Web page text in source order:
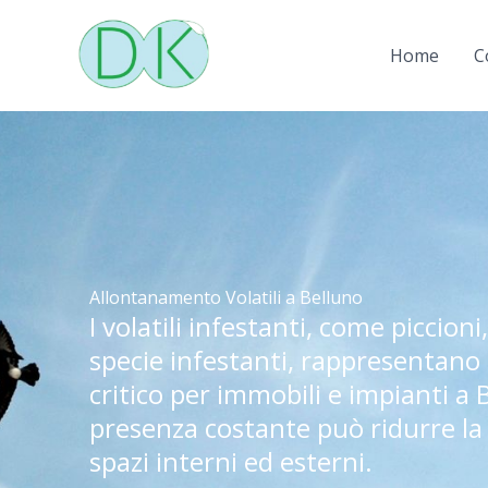
contenuto
Home
Allontanamento Volatili a Belluno
I volatili infestanti, come
specie infestanti,
critico per immobili e impianti a
presenza costante può ridurre
spazi interni ed esterni.